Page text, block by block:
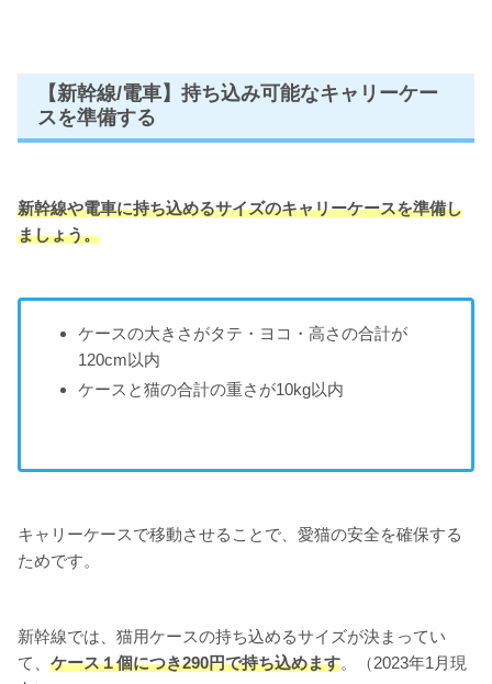
【新幹線/電車】持ち込み可能なキャリーケー
スを準備する
新幹線や電車に持ち込めるサイズのキャリーケースを準備し
ましょう。
ケースの大きさがタテ・ヨコ・高さの合計が
120cm以内
ケースと猫の合計の重さが10kg以内
キャリーケースで移動させることで、愛猫の安全を確保する
ためです。
新幹線では、猫用ケースの持ち込めるサイズが決まってい
て、 ケース１個につき290円で持ち込めます。（2023年1月現